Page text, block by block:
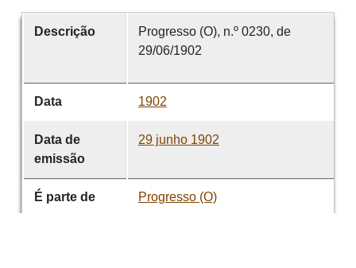
Descrição
Progresso (O), n.º 0230, de
29/06/1902
Data 1902
Data de
emissão
29 junho 1902
É parte de Progresso (O)